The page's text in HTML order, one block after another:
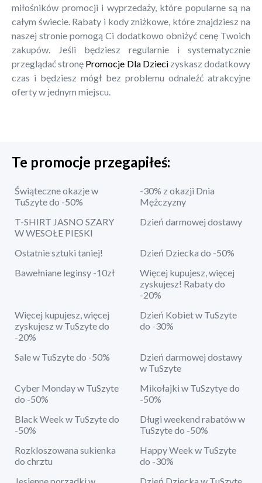
miłośników promocji i wyprzedaży, które popularne są na
całym świecie. Rabaty i kody zniżkowe, które znajdziesz na
naszej stronie pomogą Ci dodatkowo obniżyć cenę Twoich
zakupów. Jeśli będziesz regularnie i systematycznie
przeglądać stronę Promocje Dla Dziecizyskasz dodatkowy
czas i będziesz mógł bez problemu odnaleźć atrakcyjne
oferty w jednym miejscu.
Te promocje przegapiłeś:
Świąteczne okazje w
TuSzyte do -50%
-30% z okazji Dnia
Mężczyzny
T-SHIRT JASNO SZARY
W WESOŁE PIESKI
Dzień darmowej dostawy
Ostatnie sztuki taniej!
Dzień Dziecka do -50%
Bawełniane leginsy -10zł
Więcej kupujesz, więcej
zyskujesz! Rabaty do
-20%
Więcej kupujesz, więcej
zyskujesz w TuSzyte do
-20%
Dzień Kobiet w TuSzyte
do -30%
Sale w TuSzyte do -50%
Dzień darmowej dostawy
w TuSzyte
Cyber Monday w TuSzyte
do -50%
Mikołajki w TuSzytye do
-50%
Black Week w TuSzyte do
-50%
Długi weekend rabatów w
TuSzyte do -50%
Rozkloszowana sukienka
do chrztu
Happy Week w TuSzyte
do -30%